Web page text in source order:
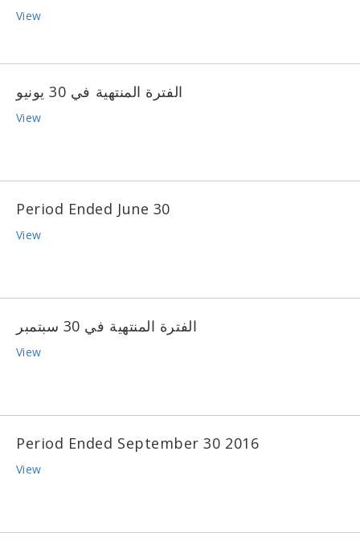
View
الفترة المنتهية في 30 يونيو
View
Period Ended June 30
View
الفترة المنتهية في 30 سبتمبر
View
Period Ended September 30 2016
View